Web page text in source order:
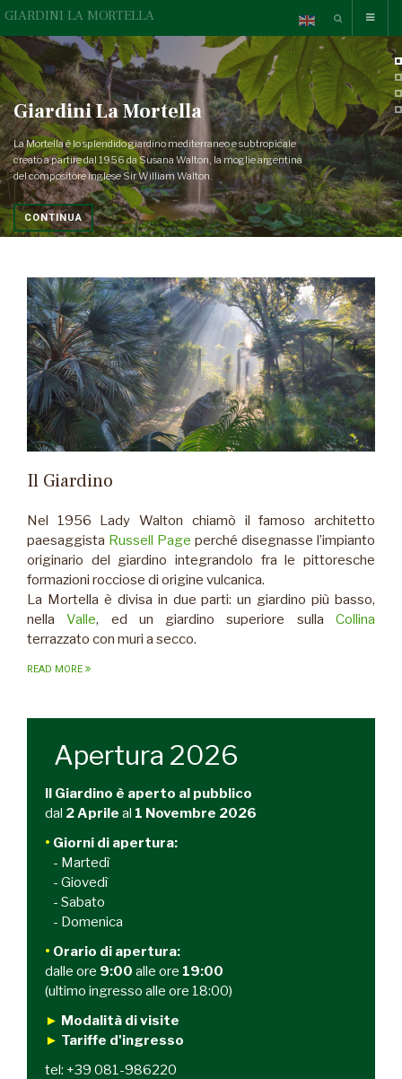
GIARDINI LA MORTELLA
Giardini La Mortella
La Mortella è lo splendido giardino mediterraneo e subtropicale
creato a partire dal 1956 da Susana Walton, la moglie argentina
del compositore inglese Sir William Walton.
CONTINUA
Il Giardino
Nel 1956 Lady Walton chiamò il famoso architetto
paesaggista Russell Page perché disegnasse l’impianto
originario del giardino integrandolo fra le pittoresche
formazioni rocciose di origine vulcanica.
La Mortella è divisa in due parti: un giardino più basso,
nellaValle, ed un giardino superiore sullaCollina
terrazzato con muri a secco.
READ MORE
Apertura 2026
Il Giardino è aperto al pubblico
dal 2 Aprile al 1 Novembre 2026
• Giorni di apertura:
- Martedì
- Giovedì
- Sabato
- Domenica
• Orario di apertura:
dalle ore 9:00 alle ore 19:00
(ultimo ingresso alle ore 18:00)
► Modalità di visite
► Tariffe d'ingresso
tel: +39 081-986220